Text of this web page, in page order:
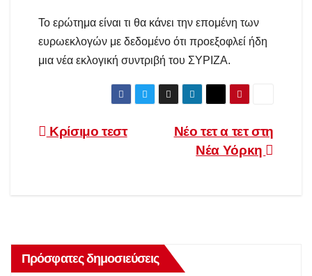
Το ερώτημα είναι τι θα κάνει την επομένη των
ευρωεκλογών με δεδομένο ότι προεξοφλεί ήδη
μια νέα εκλογική συντριβή του ΣΥΡΙΖΑ.
Πλοήγηση
Νέο τετ α τετ στη
Νέα Υόρκη
Κρίσιμο τεστ
Πρόσφατες δημοσιεύσεις